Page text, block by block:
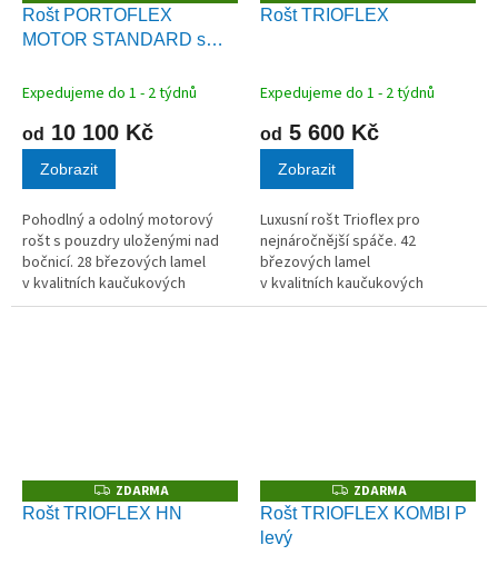
D
A
R
Rošt PORTOFLEX
MOTOR STANDARD s
Expedujeme do 1 - 2 týdnů
od 10 100 Kč
Zobrazit
Pohodlný a odolný motorový
rošt s pouzdry uloženými nad
bočnicí. 28 březových lamel
v kvalitních kaučukových
pouzdrech. Celková výška roštu
D
A
Rošt TRIOFLEX
Expedujeme do 1 - 2 týdnů
od 5 600 Kč
Zobrazit
Luxusní rošt Trioflex pro
nejnáročnější spáče. 42
březových lamel
v kvalitních kaučukových
pouzdrech.
Z
D
A
ZDARMA
Rošt TRIOFLEX HN
Z
D
A
ZDARMA
Rošt TRIOFLEX KOMBI P
levý